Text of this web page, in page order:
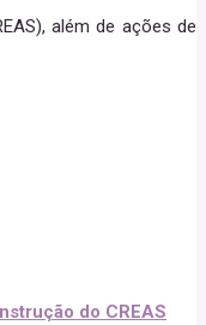
além de ações de
do CREAS